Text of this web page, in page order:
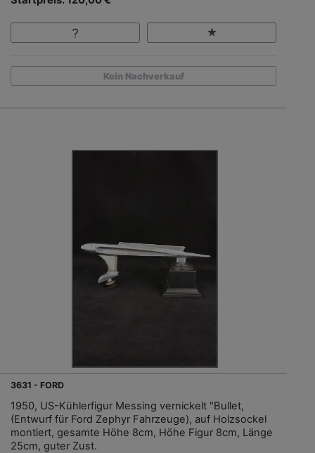
Kein Nachverkauf
3631 - FORD
1950, US-Kühlerfigur Messing vernickelt "Bullet,
(Entwurf für Ford Zephyr Fahrzeuge), auf Holzsockel
montiert, gesamte Höhe 8cm, Höhe Figur 8cm, Länge
25cm, guter Zust.